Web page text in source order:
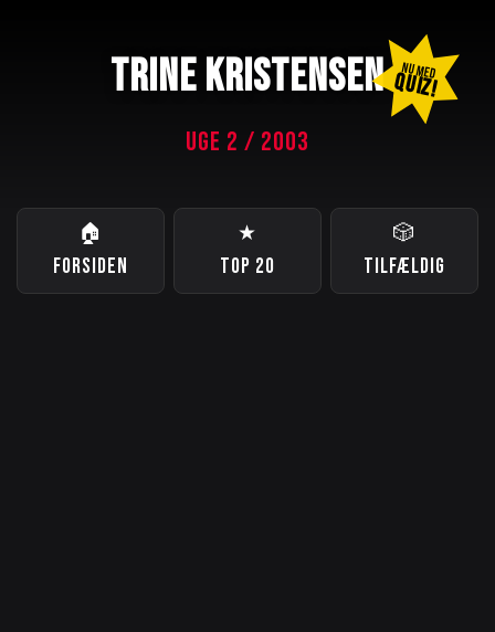
TRINE KRISTENSEN NU MED
QUIZ!
UGE 2 / 2003
🏠
FORSIDEN
★
TOP 20
🎲
TILFÆLDIG